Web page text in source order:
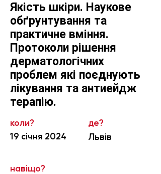
Якість шкіри. Наукове
обґрунтування та
практичне вміння.
Протоколи рішення
дерматологічних
проблем які поєднують
лікування та антиейдж
терапію.
коли?
19 січня 2024
де?
Львів
навіщо?